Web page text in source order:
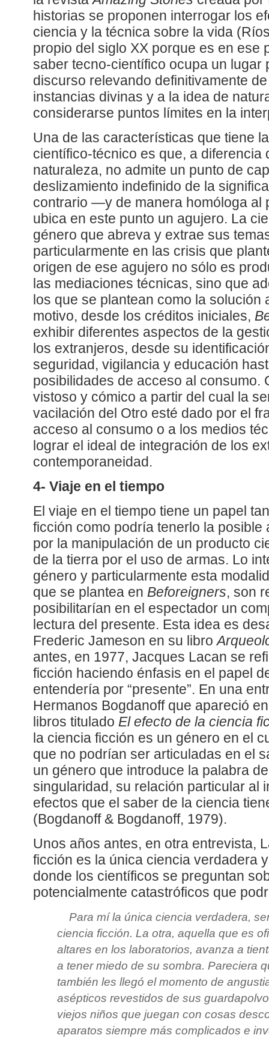
historias se proponen interrogar los
ciencia y la técnica sobre la vida
propio del siglo XX porque es en ese
saber tecno-científico ocupa un lugar
discurso relevando definitivamente
instancias divinas y a la idea de
considerarse puntos límites en la
Una de las características que tiene
científico-técnico es que, a diferencia
naturaleza, no admite un punto de
deslizamiento indefinido de la
contrario —y de manera homóloga
ubica en este punto un agujero. La
género que abreva y extrae sus
particularmente en las crisis que
origen de ese agujero no sólo es
las mediaciones técnicas, sino que
los que se plantean como la solución
motivo, desde los créditos iniciales,
exhibir diferentes aspectos de la
los extranjeros, desde su
seguridad, vigilancia y educación
posibilidades de acceso al consumo.
vistoso y cómico a partir del cual la
vacilación del Otro esté dado por el
acceso al consumo o a los medios
lograr el ideal de integración de los
contemporaneidad.
4- Viaje en el tiempo
El viaje en el tiempo tiene un papel
ficción como podría tenerlo la posible
por la manipulación de un producto
de la tierra por el uso de armas. Lo
género y particularmente esta
que se plantea en Beforeigners, son
posibilitarían en el espectador un
lectura del presente. Esta idea es
Frederic Jameson en su libro
antes, en 1977, Jacques Lacan se
ficción haciendo énfasis en el papel
entendería por “presente”. En una
Hermanos Bogdanoff que apareció
libros titulado El efecto de la ciencia
la ciencia ficción es un género en el
que no podrían ser articuladas en el
un género que introduce la palabra
singularidad, su relación particular al
efectos que el saber de la ciencia
(Bogdanoff & Bogdanoff, 1979).
Unos años antes, en otra entrevista,
ficción es la única ciencia verdadera
donde los científicos se preguntan
potencialmente catastróficos que
Para mí la única ciencia verdadera,
ciencia ficción. La otra, aquella que es
altares en los laboratorios, avanza a
a tener miedo de su sombra. Pareciera
también les llegó el momento de
asépticos revestidos de sus
viejos niños que juegan con cosas
aparatos siempre más complicados e